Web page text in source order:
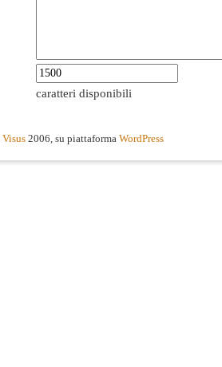
caratteri disponibili
Visus 2006, su piattaforma WordPress